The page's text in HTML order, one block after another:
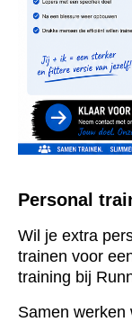
Personal
Wil je extra
trainen voor
training bij
Samen werken